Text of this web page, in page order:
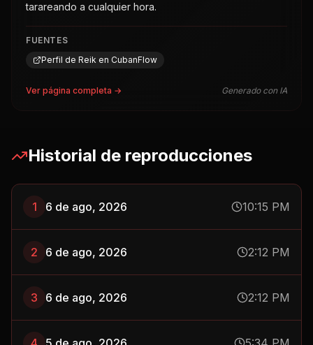
tarareando a cualquier hora.
FUENTES
Perfil de Reik en CubanFlow
Ver página completa → Generado con IA
Historial de reproducciones
1 6 de ago, 2026 10:15 PM
2 6 de ago, 2026 2:12 PM
3 6 de ago, 2026 2:12 PM